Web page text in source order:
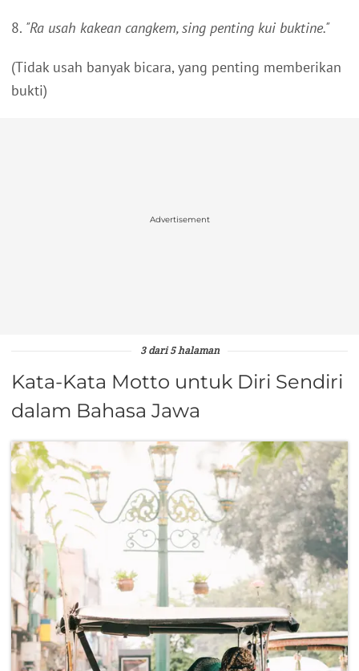
8. "Ra usah kakean cangkem, sing penting kui buktine."
(Tidak usah banyak bicara, yang penting memberikan
bukti)
Advertisement
3 dari 5 halaman
Kata-Kata Motto untuk Diri Sendiri
dalam Bahasa Jawa